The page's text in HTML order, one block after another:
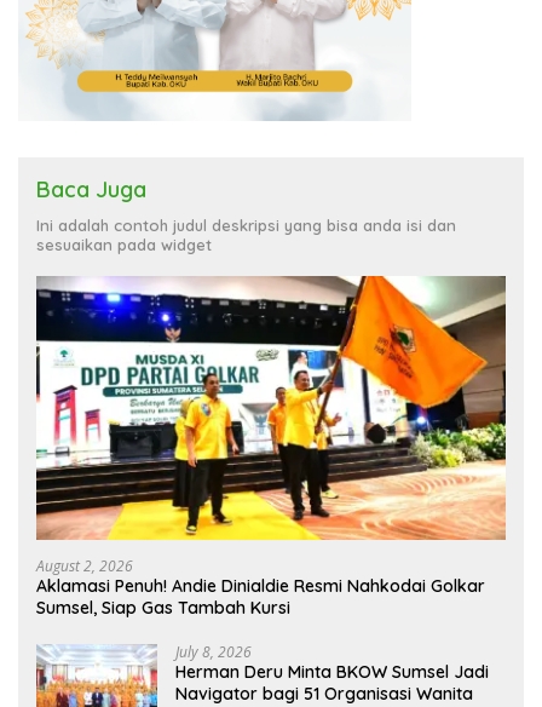
Baca Juga
Ini adalah contoh judul deskripsi yang bisa anda isi dan
sesuaikan pada widget
August 2, 2026
Aklamasi Penuh! Andie Dinialdie Resmi Nahkodai Golkar
Sumsel, Siap Gas Tambah Kursi
July 8, 2026
Herman Deru Minta BKOW Sumsel Jadi
Navigator bagi 51 Organisasi Wanita